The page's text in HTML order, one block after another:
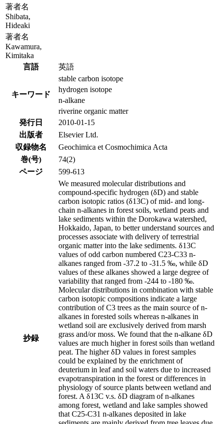
著者名
Shibata,
Hideaki
著者名
Kawamura,
Kimitaka
言語
英語
キーワード
stable carbon isotope
hydrogen isotope
n-alkane
riverine organic matter
発行日
2010-01-15
出版者
Elsevier Ltd.
収録物名
Geochimica et Cosmochimica Acta
巻(号)
74(2)
ページ
599-613
抄録
We measured molecular distributions and
compound-specific hydrogen (δD) and stable
carbon isotopic ratios (δ13C) of mid- and long-
chain n-alkanes in forest soils, wetland peats and
lake sediments within the Dorokawa watershed,
Hokkaido, Japan, to better understand sources and
processes associate with delivery of terrestrial
organic matter into the lake sediments. δ13C
values of odd carbon numbered C23-C33 n-
alkanes ranged from -37.2 to -31.5 ‰, while δD
values of these alkanes showed a large degree of
variability that ranged from -244 to -180 ‰.
Molecular distributions in combination with stable
carbon isotopic compositions indicate a large
contribution of C3 trees as the main source of n-
alkanes in forested soils whereas n-alkanes in
wetland soil are exclusively derived from marsh
grass and/or moss. We found that the n-alkane δD
values are much higher in forest soils than wetland
peat. The higher δD values in forest samples
could be explained by the enrichment of
deuterium in leaf and soil waters due to increased
evapotranspiration in the forest or differences in
physiology of source plants between wetland and
forest. A δ13C v.s. δD diagram of n-alkanes
among forest, wetland and lake samples showed
that C25-C31 n-alkanes deposited in lake